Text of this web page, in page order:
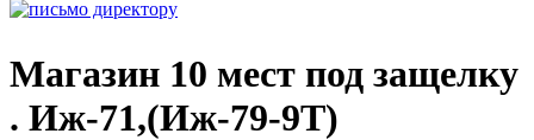
Магазин 10 мест под защелку
. Иж-71,(Иж-79-9Т)